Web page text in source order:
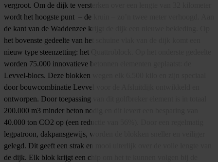
vergroot. Om de dijk te versterken over een lengte van 32 kilometer
wordt het hoogste punt – de kruin – zo’n twee meter verhoogd. Aan
de kant van de Waddenzee krijgt de dijk een nieuwe bekleding. Op
het bovenste gedeelte van het schuine vlak van de dijk komt een
nieuw type steenzetting: het Quattroblock. Op het onderste gedeelte
worden 75.000 innovatieve betonnen elementen geplaatst: de
Levvel-blocs. Deze blokken wegen elk 6.500 kilo en zijn speciaal
door bouwcombinatie Levvel voor de Afsluitdijk ontwikkeld en
ontworpen. Door toepassing van dit golfbreker element is in totaal
200.000 m3 minder beton nodig en dit levert een besparing van
40.000 ton CO2 op (een reductie van 56%). Door een regelmatig
legpatroon, dakpansgewijs, worden de blokken sneller en veiliger
gelegd. Dit geeft een strak en mooi uiterlijk over de volle lengte van
de dijk. Elk blok krijgt een chip om het te kunnen volgen bij de